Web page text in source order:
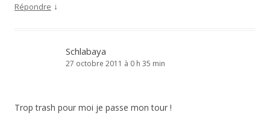
Répondre ↓
Schlabaya
27 octobre 2011 à 0 h 35 min
Trop trash pour moi je passe mon tour !